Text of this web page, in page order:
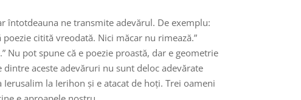
ne transmite adevărul. De exemplu:
citită vreodată. Nici măcar nu rimează.”
Nu pot spune că e poezie proastă, dar e geometrie
aceste adevăruri nu sunt deloc adevărate
la Ierihon și e atacat de hoți. Trei oameni